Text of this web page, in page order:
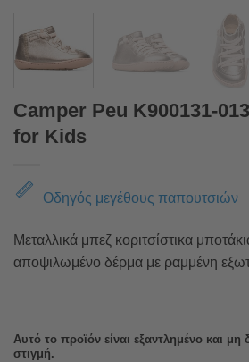
Camper Peu K900131-
for Kids
Οδηγός μεγέθους παπουτσιών
Μεταλλικά μπεζ κοριτσίστικα
αποψιλωμένο δέρμα με ραμμένη
Αυτό το προϊόν είναι εξαντλημένο και μη
στιγμή.